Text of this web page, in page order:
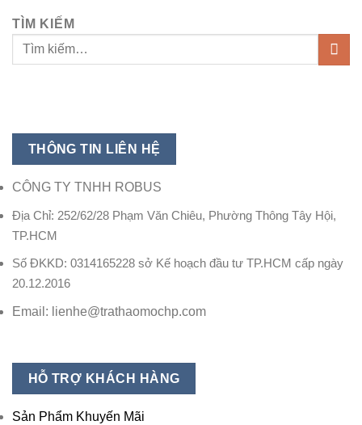
TÌM KIẾM
THÔNG TIN LIÊN HỆ
CÔNG TY TNHH ROBUS
Địa Chỉ: 252/62/28 Phạm Văn Chiêu, Phường Thông Tây Hội,
TP.HCM
Số ĐKKD: 0314165228 sở Kế hoạch đầu tư TP.HCM cấp ngày
20.12.2016
Email: lienhe@trathaomochp.com
HỖ TRỢ KHÁCH HÀNG
Sản Phẩm Khuyến Mãi